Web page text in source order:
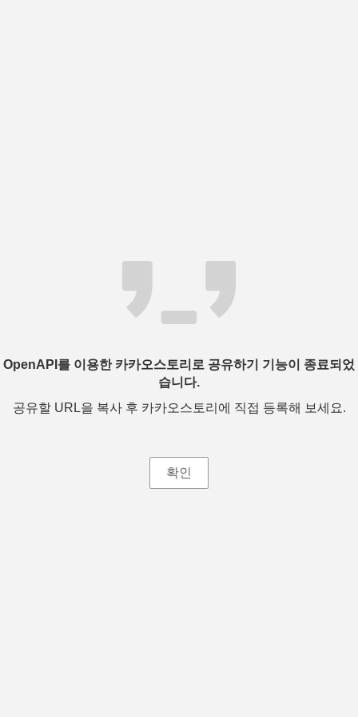
OpenAPI를 이용한 카카오스토리로 공유하기 기능이 종료되었
습니다.
공유할 URL을 복사 후 카카오스토리에 직접 등록해 보세요.
확인